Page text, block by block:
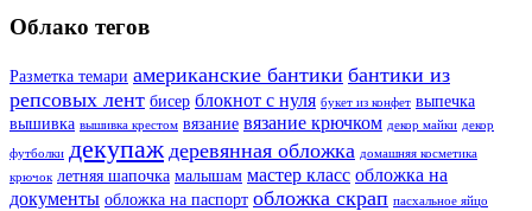
Облако тегов
Разметка темари американские бантики бантики из
репсовых лент бисер блокнот с нуля букет из конфет выпечка
вышивка вышивка крестом вязание вязание крючком декор майки декор
футболки декупаж деревянная обложка домашняя косметика
крючок летняя шапочка малышам мастер класс обложка на
документы обложка на паспорт обложка скрап пасхальное яйцо